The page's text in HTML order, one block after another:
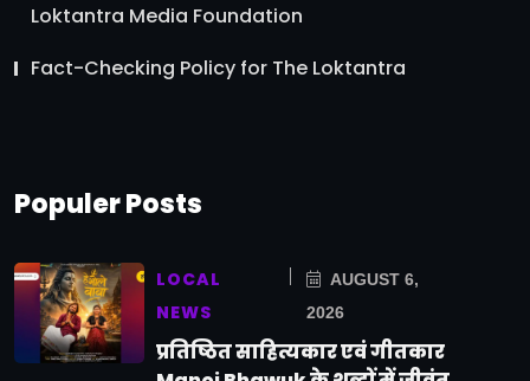
Loktantra Media Foundation
Fact-Checking Policy for The Loktantra
Populer Posts
LOCAL
NEWS
AUGUST 6,
2026
प्रतिष्ठित साहित्यकार एवं गीतकार